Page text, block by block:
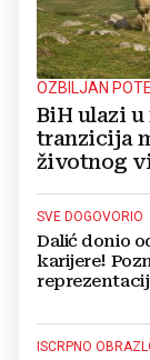
OZBILJAN
BiH ulazi
tranzicija
životnog
SVE DOGOVORIO
Dalić donio
karijere!
ISCRPNO